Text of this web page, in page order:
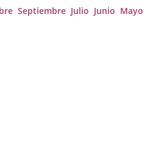
Septiembre Julio Junio Mayo